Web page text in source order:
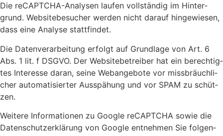
Die reCAPTCHA-Ana­ly­sen lau­fen voll­stän­dig im Hin­ter­
grund. Web­site­be­su­cher wer­den nicht dar­auf hin­ge­wie­sen,
dass eine Ana­ly­se statt­fin­det.
Die Daten­ver­ar­bei­tung erfolgt auf Grund­la­ge von Art. 6
Abs. 1 lit. f DSGVO. Der Web­site­be­trei­ber hat ein berech­tig­
tes Inter­es­se dar­an, sei­ne Web­an­ge­bo­te vor miss­bräuch­li­
cher auto­ma­ti­sier­ter Aus­spä­hung und vor SPAM zu schüt­
zen.
Wei­te­re Infor­ma­tio­nen zu Goog­le reCAPTCHA sowie die
Daten­schutz­er­klä­rung von Goog­le ent­neh­men Sie fol­gen­